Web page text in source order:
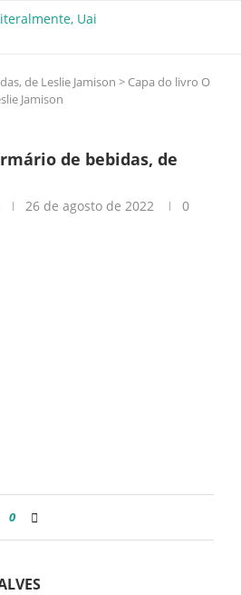
de Leslie Jamison > Capa do livro O
Jamison
de bebidas, de
26 de agosto de 2022
0
0